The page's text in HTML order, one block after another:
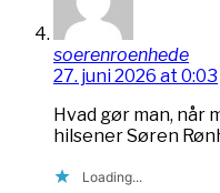
soerenroenhede
27. juni 2026 at 0:03
Hvad gør man, når
hilsener Søren
Loading...